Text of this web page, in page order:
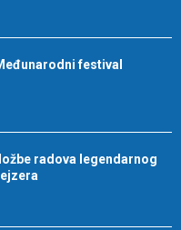
festival
radova legendarnog